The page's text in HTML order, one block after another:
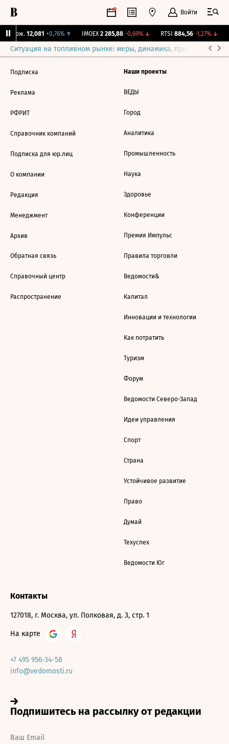
Войти
Бирж. 12,081 +0,76%↑ IMOEX 2 285,88 -0,69%↓ RTSI 884,56 -1,27%↓
Ситуация на топливном рынке: меры, динамика, прогнозы
Подписка
Реклама
РФРИТ
Справочник компаний
Подписка для юр.лиц
О компании
Редакция
Менеджмент
Архив
Обратная связь
Справочный центр
Распространение
Наши проекты
ВЕДЫ
Город
Аналитика
Промышленность
Наука
Здоровье
Конференции
Премия Импульс
Правила торговли
Ведомости&
Капитал
Инновации и технологии
Как потратить
Туризм
Форум
Ведомости Северо-Запад
Идеи управления
Спорт
Страна
Устойчивое развитие
Право
Думай
Техуспех
Ведомости Юг
Контакты
127018, г. Москва, ул. Полковая, д. 3, стр. 1
На карте
+7 495 956-34-58
info@vedomosti.ru